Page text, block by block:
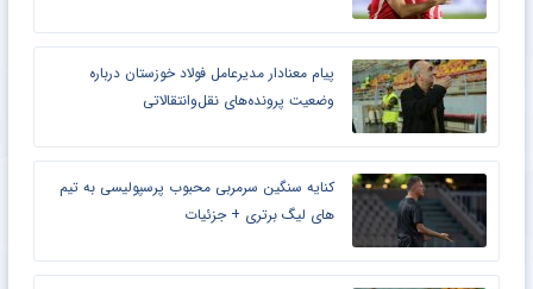
پیام معنادار مدیرعامل فولاد خوزستان درباره
وضعیت پرونده‌های نقل‌وانتقالاتی
کنایه سنگین سرمربی محبوب پرسپولیسی به تیم
های لیگ برتری + جزئیات